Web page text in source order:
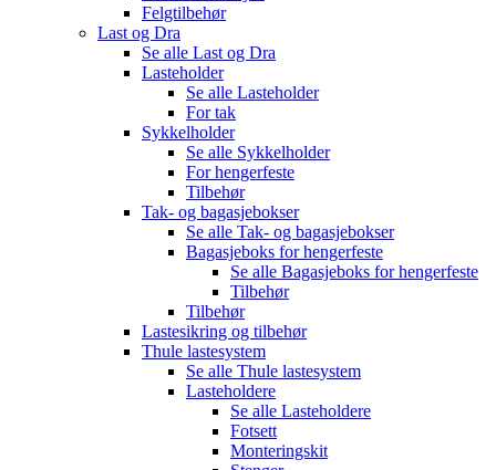
Felgtilbehør
Last og Dra
Se alle Last og Dra
Lasteholder
Se alle Lasteholder
For tak
Sykkelholder
Se alle Sykkelholder
For hengerfeste
Tilbehør
Tak- og bagasjebokser
Se alle Tak- og bagasjebokser
Bagasjeboks for hengerfeste
Se alle Bagasjeboks for hengerfeste
Tilbehør
Tilbehør
Lastesikring og tilbehør
Thule lastesystem
Se alle Thule lastesystem
Lasteholdere
Se alle Lasteholdere
Fotsett
Monteringskit